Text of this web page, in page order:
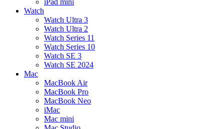
iPad mini
Watch
Watch Ultra 3
Watch Ultra 2
Watch Series 11
Watch Series 10
Watch SE 3
Watch SE 2024
Mac
MacBook Air
MacBook Pro
MacBook Neo
iMac
Mac mini